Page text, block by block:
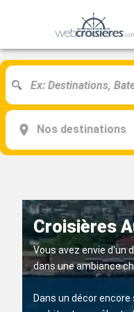
Nos destinations
Croisières
Vous avez envie d'un
dans une ambiance
Dans un décor